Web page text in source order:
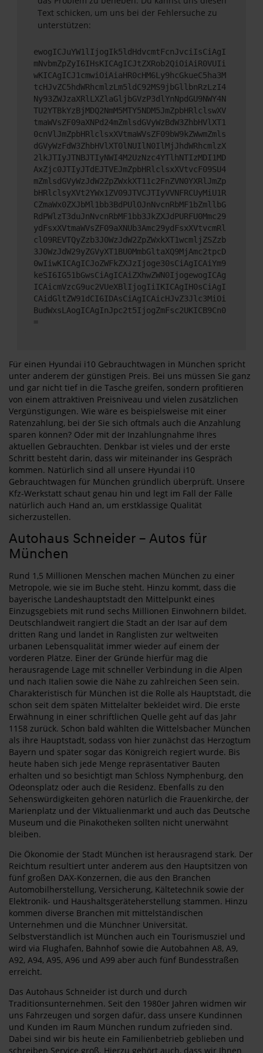
Text schicken, um uns bei der Fehlersuche zu
unterstützen:
ewogICJuYW1lIjogIk5ldHdvcmtFcnJvciIsCiAgI
mNvbmZpZyI6IHsKICAgICJtZXRob2QiOiAiR0VUIi
wKICAgICJ1cmwiOiAiaHR0cHM6Ly9hcGkueC5ha3M
tcHJvZC5hdWRhcmlzLm5ldC92MS9jbGllbnRzLzI4
Ny93ZWJzaXRlLXZlaGljbGVzP3dlYnNpdGU9NWY4N
TU2YTBkYzBjMDQ2NmM5MTY5NDM5JmZpbHRlclswXV
tmaWVsZF09aXNPd24mZmlsdGVyWzBdW3ZhbHVlXT1
0cnVlJmZpbHRlclsxXVtmaWVsZF09bW9kZWwmZmls
dGVyWzFdW3ZhbHVlXT0lNUIlN0IlMjJhdWRhcmlzX
2lkJTIyJTNBJTIyNWI4M2UzNzc4YTlhNTIzMDI1MD
AxZjc0JTIyJTdEJTVEJmZpbHRlclsxXVtvcF09SU4
mZmlsdGVyWzJdW2ZpZWxkXT11c2FnZVN0YXRlJmZp
bHRlclsyXVt2YWx1ZV09JTVCJTIyVVNFRCUyMiU1R
CZmaWx0ZXJbMl1bb3BdPUlOJnNvcnRbMF1bZmllbG
RdPWlzT3duJnNvcnRbMF1bb3JkZXJdPURFU0Mmc29
ydFsxXVtmaWVsZF09aXNUb3Amc29ydFsxXVtvcmRl
cl09REVTQyZzb3J0WzJdW2ZpZWxkXT1wcmljZSZzb
3J0WzJdW29yZGVyXT1BU0MmbGltaXQ9MjAmc2tpcD
0wIiwKICAgICJoZWFkZXJzIjoge30sCiAgICAiYm9
keSI6IG51bGwsCiAgICAiZXhwZWN0IjogewogICAg
ICAicmVzcG9uc2VUeXBlIjogIiIKICAgIH0sCiAgI
CAidGltZW91dCI6IDAsCiAgICAicHJvZ3Jlc3MiOi
BudWxsLAogICAgInJpc2t5IjogZmFsc2UKICB9Cn0
=
Für einen Hyundai i10 Gebrauchtwagen in München spricht
unter anderem der günstigen Preis. Bei uns müssen Sie ganz
und gar nicht tief in die Tasche greifen, sondern profitieren
von einem attraktiven Preisniveau und vielen zusätzlichen
Vergünstigungen. Wie wäre es beispielsweise mit einer
Ratenzahlung, bei der Sie sich oftmals auch die Anzahlung
sparen können? Oder mit der Inzahlungnahme Ihres
aktuellen Gebrauchten. Denkbar ist vieles und der erste
Schritt besteht darin, dass wir miteinander ins Gespräch
kommen. Natürlich sind all unsere Hyundai i10
Gebrauchtwagen für München gründlich überprüft. Unsere
Kfz-Werkstatt schaut genau hin und legt im Fall der Fälle
natürlich auch Hand an, um erstklassige Qualität
sicherzustellen.
Autohaus Schneider – Autos für
München
Rund 1,5 Millionen Menschen machen München zu einer
Metropole, wie sie im Buche steht. Hinzu kommt, dass die
bayerische Landeshauptstadt den Mittelpunkt eines
Einzugsgebiets mit rund sechs Millionen Einwohnern bildet.
Deutschlandweit rangiert die Stadt an der Isar auf dem
dritten Rang und landet in Ranglisten zur weltweiten
urbanen Lebensqualität immer wieder auf einem der
vorderen Plätze. Einer der Gründe hierfür mag die
herausragende Lage mit schneller Verbindung in die Alpen
und nach Italien sowie die Nähe zu zahlreichen Seen sein.
Charakteristisch für München ist die Rolle als Hauptstadt, die
schon seit dem späten Mittelalter bekleidet wird. Die erste
Erwähnung in einer schriftlichen Quelle geht auf das Jahr
1158 zurück. Schon bald wählten die Wittelsbacher München
als ihre Hauptstadt, sodass von hier zunächst das Herzogtum
Bayern und später sogar das Königreich regiert wurde. Bis
heute haben sich jede Menge repräsentativer Bauten
erhalten und so besichtigt man Schloss Nymphenburg, den
Odeonsplatz oder auch die Residenz. Ebenfalls zu den
Sehenswürdigkeiten gehören natürlich die Frauenkirche, der
Marienplatz und der Viktualienmarkt und auch das Deutsche
Museum und die Pinakotheken sollten nicht unerwähnt
bleiben.
Die Ökonomie der Stadt München ist herausragend stark. Der
Reichtum resultiert unter anderem aus den Hauptsitzen von
fünf großen DAX-Konzernen, die aus den Branchen
Automobilherstellung, Versicherung, Kältetechnik sowie der
Elektronik- und Haushaltsgeräteherstellung stammen. Hinzu
kommen diverse Branchen mit mittelständischen
Unternehmen und die Münchner Universität.
Selbstverständlich ist München auch ein Tourismusziel und
wird via Flughafen, Bahnhof sowie die Autobahnen A8, A9,
A92, A94, A95, A96 und A99 aber auch fünf Bundesstraßen
erreicht.
Das Autohaus Schneider ist durch und durch
Traditionsunternehmen. Seit den 1980er Jahren widmen wir
uns Fahrzeugen und sorgen dafür, dass unsere Kundinnen
und Kunden im Raum München rundum zufrieden sind.
Dabei sind wir bis heute ein Familienbetrieb geblieben und
schreiben Service groß. Hierzu gehört auch, dass wir Ihnen